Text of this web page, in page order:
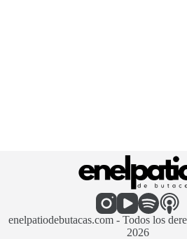
enelpatiodebutacas.com - Todos los
2026